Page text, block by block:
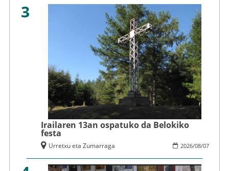
3
Irailaren 13an ospatuko da Belokiko
festa
2026/08/07
Urretxu eta Zumarraga